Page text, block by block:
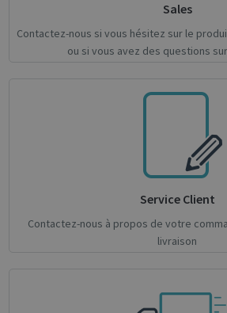
Sales
Contactez-nous si vous hésitez sur le
ou si vous avez des questions
Service Client
Contactez-nous à propos de votre
livraison
Functionality
management. The website cannot be
VISITOR_PRIVACY_METADATA